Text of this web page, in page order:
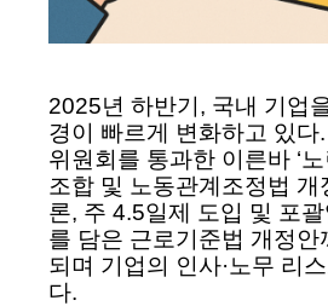
2025년 하반기, 국내 기업
경이 빠르게 변화하고 있다
위원회를 통과한 이른바 ‘
조합 및 노동관계조정법 개
론, 주 4.5일제 도입 및 포괄
를 담은 근로기준법 개정안
되며 기업의 인사·노무 리
다.